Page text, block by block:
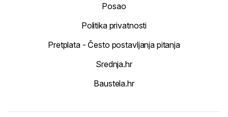
Posao
Politika privatnosti
Pretplata - Često postavljanja pitanja
Srednja.hr
Baustela.hr